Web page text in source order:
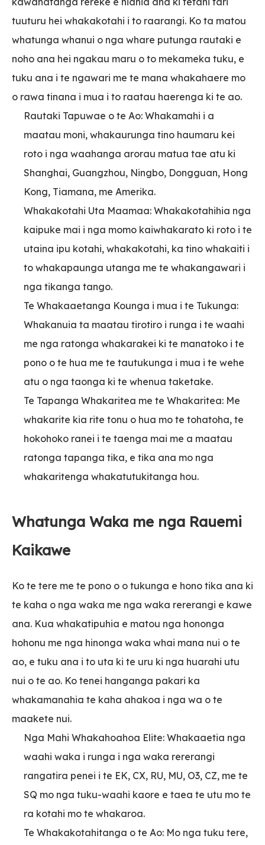
tuuturu hei whakakotahi i to raarangi. Ko ta matou
whatunga whanui o nga whare putunga rautaki e
noho ana hei ngakau maru o to mekameka tuku, e
tuku ana i te ngawari me te mana whakahaere mo
o rawa tinana i mua i to raatau haerenga ki te ao.
Rautaki Tapuwae o te Ao: Whakamahi i a
maatau moni, whakaurunga tino haumaru kei
roto i nga waahanga arorau matua tae atu ki
Shanghai, Guangzhou, Ningbo, Dongguan, Hong
Kong, Tiamana, me Amerika.
Whakakotahi Uta Maamaa: Whakakotahihia nga
kaipuke mai i nga momo kaiwhakarato ki roto i te
utaina ipu kotahi, whakakotahi, ka tino whakaiti i
to whakapaunga utanga me te whakangawari i
nga tikanga tango.
Te Whakaaetanga Kounga i mua i te Tukunga:
Whakanuia ta maatau tirotiro i runga i te waahi
me nga ratonga whakarakei ki te manatoko i te
pono o te hua me te tautukunga i mua i te wehe
atu o nga taonga ki te whenua taketake.
Te Tapanga Whakaritea me te Whakaritea: Me
whakarite kia rite tonu o hua mo te tohatoha, te
hokohoko ranei i te taenga mai me a maatau
ratonga tapanga tika, e tika ana mo nga
whakaritenga whakatutukitanga hou.
Whatunga Waka me nga Rauemi
Kaikawe
Ko te tere me te pono o o tukunga e hono tika ana ki
te kaha o nga waka me nga waka rererangi e kawe
ana. Kua whakatipuhia e matou nga hononga
hohonu me nga hinonga waka whai mana nui o te
ao, e tuku ana i to uta ki te uru ki nga huarahi utu
nui o te ao. Ko tenei hanganga pakari ka
whakamanahia te kaha ahakoa i nga wa o te
maakete nui.
Nga Mahi Whakahoahoa Elite: Whakaaetia nga
waahi waka i runga i nga waka rererangi
rangatira penei i te EK, CX, RU, MU, O3, CZ, me te
SQ mo nga tuku-waahi kaore e taea te utu mo te
ra kotahi mo te whakaroa.
Te Whakakotahitanga o te Ao: Mo nga tuku tere,